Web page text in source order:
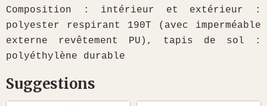
Composition : intérieur et extérieur :
polyester respirant 190T (avec imperméable
externe revêtement PU), tapis de sol :
polyéthylène durable
Suggestions